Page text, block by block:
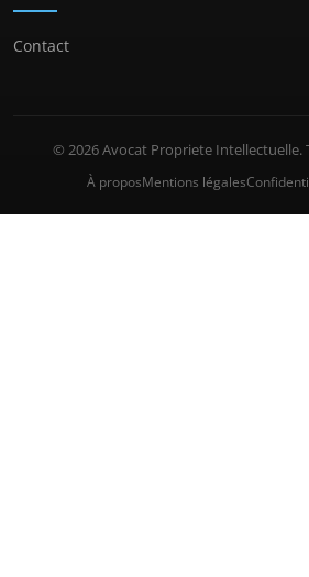
Contact
© 2026 Avocat Propriete Intellectuelle.
À proposMentions légales